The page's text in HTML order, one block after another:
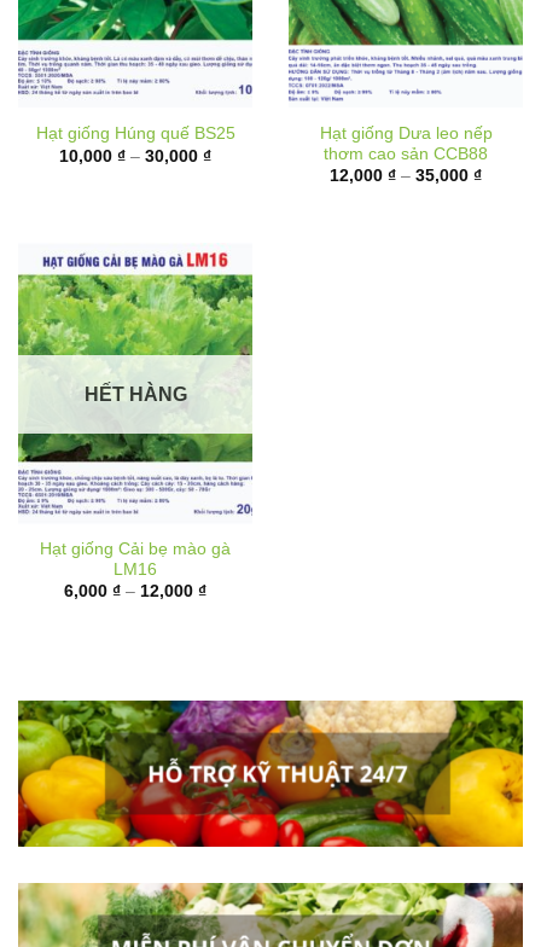
Hạt giống Húng quế BS25
10,000₫ – 30,000₫
giá:
từ
Hạt giống Dưa leo nếp
12,000₫ – 35,000₫Khoảng
giá:
từ
HẾT HÀNG
Hạt giống Cải bẹ mào gà
6,000 ₫ – 12,000₫ Khoảng
từ